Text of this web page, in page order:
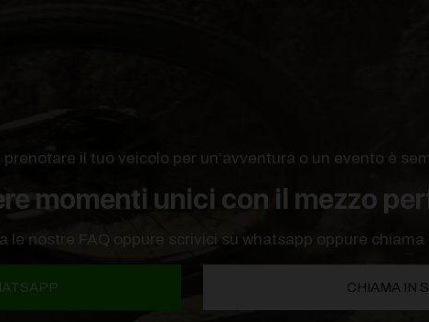
il tuo veicolo per un’avventura o un evento è
momenti unici con il mezzo
le nostre FAQ oppure scrivici su whatsapp oppure
CHIAMA IN